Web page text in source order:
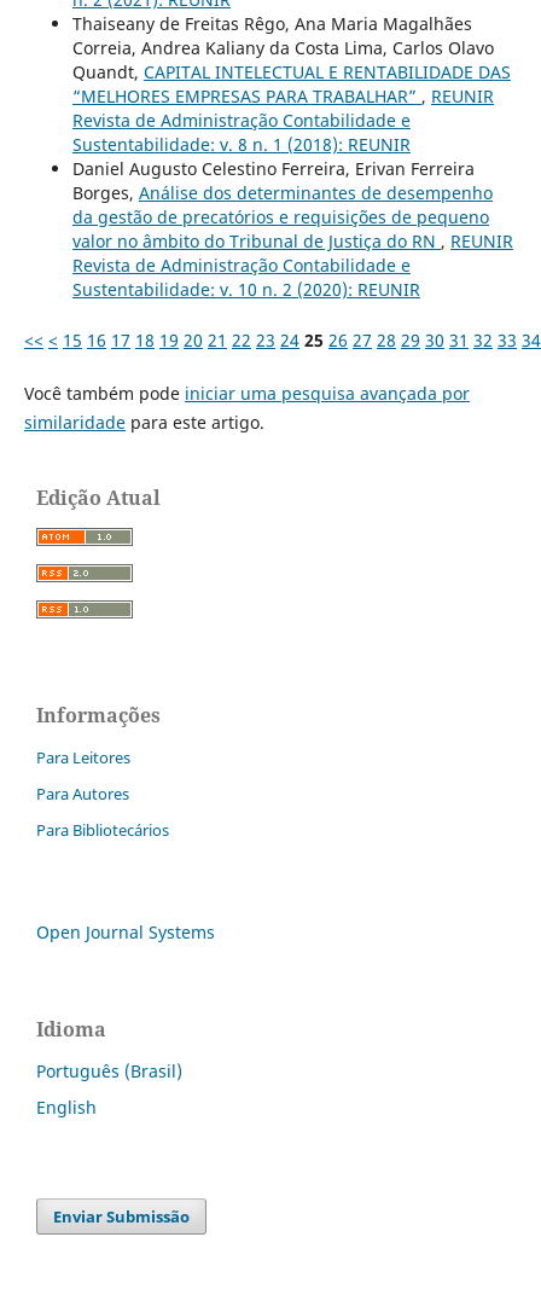
Thaiseany de Freitas Rêgo, Ana Maria Magalhães
Correia, Andrea Kaliany da Costa Lima, Carlos Olavo
Quandt, CAPITAL INTELECTUAL E RENTABILIDADE DAS
“MELHORES EMPRESAS PARA TRABALHAR” , REUNIR
Revista de Administração Contabilidade e
Sustentabilidade: v. 8 n. 1 (2018): REUNIR
Daniel Augusto Celestino Ferreira, Erivan Ferreira
Borges, Análise dos determinantes de desempenho
da gestão de precatórios e requisições de pequeno
valor no âmbito do Tribunal de Justiça do RN , REUNIR
Revista de Administração Contabilidade e
Sustentabilidade: v. 10 n. 2 (2020): REUNIR
<< < 15 16 17 18 19 20 21 22 23 24 25 26 27 28 29 30 31 32 33 34
Você também pode iniciar uma pesquisa avançada por
similaridadepara este artigo.
Edição Atual
Informações
Para Leitores
Para Autores
Para Bibliotecários
Open Journal Systems
Idioma
Português (Brasil)
English
Enviar Submissão